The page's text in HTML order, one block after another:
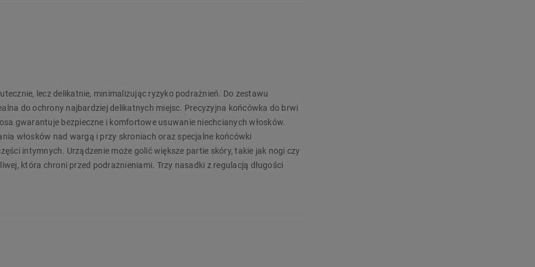
lecz delikatnie, minimalizując ryzyko podrażnień. Do zestawu
do ochrony najbardziej delikatnych miejsc. Precyzyjna końcówka do brwi
gwarantuje bezpieczne i komfortowe usuwanie niechcianych włosków.
włosków nad wargą i przy skroniach oraz specjalne końcówki
intymnych. Urządzenie może golić większe partie skóry, takie jak nogi czy
która chroni przed podrażnieniami. Trzy nasadki z regulacją długości